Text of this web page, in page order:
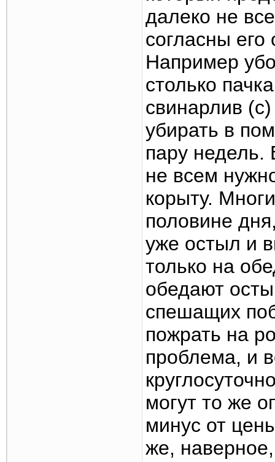
далеко не
согласны
Например
столько
свинарлив
убирать в
пару
не всем
корыту.
половине
уже остыл и
только на
обедают
спешащих
пожрать на
проблема, и
могут то же
минус от
же, наверное,